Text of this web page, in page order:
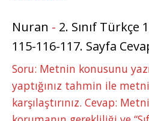
Nuran - 2. Sınıf Türkçe
115-116-117. Sayfa
Soru: Metnin konusunu
yaptığınız tahmin ile
karşılaştırınız. Cevap: